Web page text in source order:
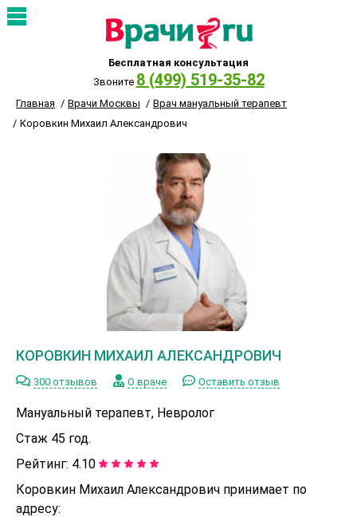
Бесплатная консультация
Звоните 8 (499) 519-35-82
Главная Врачи Москвы
Врач мануальный терапевт
Коровкин Михаил Александрович
КОРОВКИН МИХАИЛ АЛЕКСАНДРОВИЧ
300 отзывов О враче Оставить отзыв
Мануальный терапевт, Невролог
Стаж 45 год.
Рейтинг: 4.10
Коровкин Михаил Александрович принимает по
адресу: